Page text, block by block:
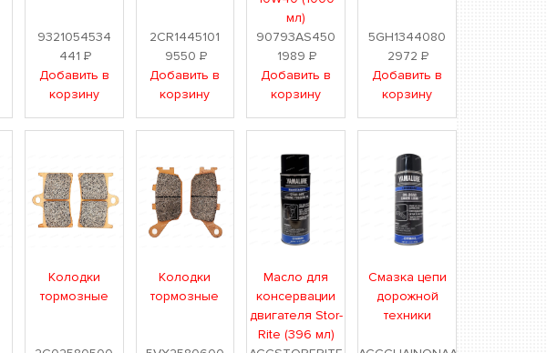
9321054534
441 Р
Добавить в
корзину
2CR1445101
9550Р
Добавить в
корзину
мл)
90793AS450
1989Р
Добавить в
корзину
5GH1344080
2972Р
Добавить в
корзину
Колодки
тормозные
Колодки
тормозные
Масло для
консервации
двигателя Stor-
Rite (396 мл)
Смазка цепи
дорожной
техники